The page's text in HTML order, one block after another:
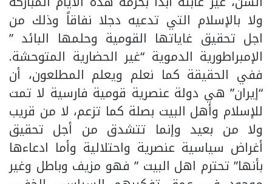
ولا بالإسلام التي تدعيه دجلا نفاقاً وذلك من
اجل تحقيق غاياتها القومية وحلمها البائد ”
الإمبراطورية الدموية “غير الحضارية المتوحشة.
ففي الحقيقة كما نعلم ويعلم المطلعون، أن
“إيران” هي دولة عنصرية قومية فارسية لا تمت
للإسلام وأهل البيت بصلة كما تزعم، لا من قريب
ولا من بعيد وإنما تتشدق من أجل تحقيق
أغراض سياسية عنصرية واحتلالية وأما ادعاءها
بأنها” تحترم اهل البيت ” فهو مزيف وباطل وغير